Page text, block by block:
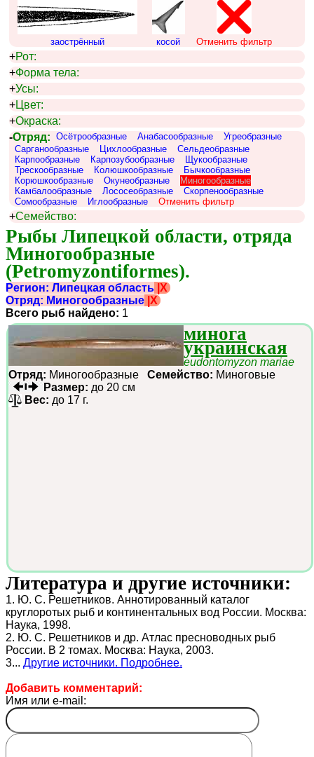
заострённый косой Отменить фильтр
+Рот:
+Форма тела:
+Усы:
+Цвет:
+Окраска:
-Отряд: Осётрообразные Анабасообразные
Угреобразные
Сарганообразные
Цихлообразные
Сельдеобразные
Карпообразные
Карпозубообразные
Щукообразные
Трескообразные
Колюшкообразные
Бычкообразные
Корюшкообразные
Окунеобразные
Миногообразные
Камбалообразные
Лососеобразные
Скорпенообразные
Сомообразные
Иглообразные Отменить фильтр
+Семейство:
Рыбы Липецкой области, отряда
Миногообразные
(Petromyzontiformes).
Регион: Липецкая область |X
Отряд: Миногообразные |X
Всего рыб найдено: 1
минога
украинская
eudontomyzon mariae
Отряд: Миногообразные Семейство: Миноговые
Размер: до 20 см
Вес: до 17 г.
Литература и другие источники:
1. Ю. С. Решетников. Аннотированный каталог
круглоротых рыб и континентальных вод России. Москва:
Наука, 1998.
2. Ю. С. Решетников и др. Атлас пресноводных рыб
России. В 2 томах. Москва: Наука, 2003.
3... Другие источники. Подробнее.
Добавить комментарий:
Имя или e-mail: